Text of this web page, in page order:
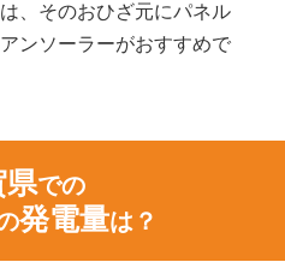
、そのおひざ元にパネル
ンソーラーがおすすめで
県での
発電量は？